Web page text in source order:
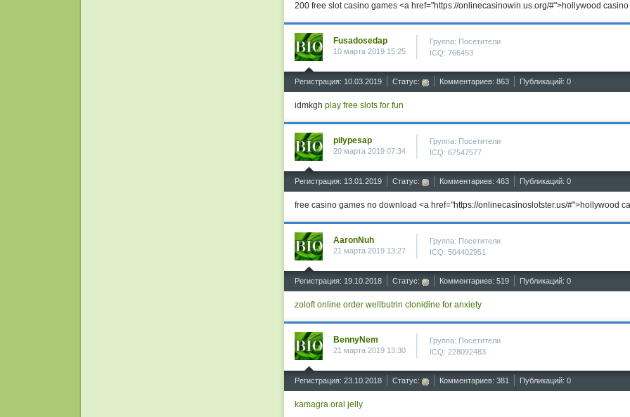
200 free slot casino games <a href="https://onlinecasinowin.us.org/#">hollywood
Fusadosedap
10 марта 2019 15:25
Группа: Посетители
ICQ: 766453
Регистрация: 10.03.2019 Статус: Комментариев: 863 Публикаций: 0
idmkgh play free slots for fun
pilypesap
20 марта 2019 07:34
Группа: Посетители
ICQ: 67547577
Регистрация: 13.01.2019 Статус: Комментариев: 463 Публикаций: 0
free casino games no download <a href="https://onlinecasinoslotster.us/#">hollywood
AaronNuh
21 марта 2019 13:27
Группа: Посетители
ICQ: 504402951
Регистрация: 19.10.2018 Статус: Комментариев: 519 Публикаций: 0
zoloft online order wellbutrin clonidine for anxiety
BennyNem
21 марта 2019 13:30
Группа: Посетители
ICQ: 228092483
Регистрация: 23.10.2018 Статус: Комментариев: 381 Публикаций: 0
kamagra oral jelly